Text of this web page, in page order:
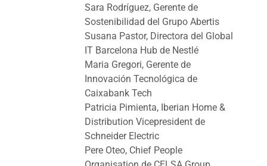
Sara Rodríguez, Gerente de
Sostenibilidad del Grupo Abertis
Susana Pastor, Directora del Global
IT Barcelona Hub de Nestlé
Maria Gregori, Gerente de
Innovación Tecnológica de
Caixabank Tech
Patricia Pimienta, Iberian Home &
Distribution Vicepresident de
Schneider Electric
Pere Oteo, Chief People